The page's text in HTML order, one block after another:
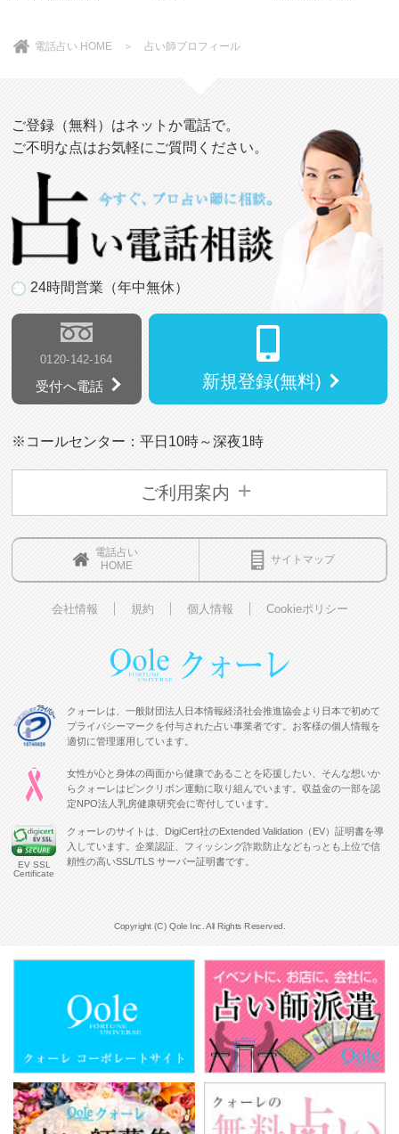
電話占い HOME ＞ 占い師プロフィール
ご登録（無料）はネットか電話で。
ご不明な点はお気軽にご質問ください。
24時間営業（年中無休）
0120-142-164
受付へ電話 新規登録(無料)
※コールセンター：平日10時～深夜1時
ご利用案内
電話占い
HOME
サイトマップ
会社情報 規約 個人情報 Cookieポリシー
クォーレは、一般財団法人日本情報経済社会推進協会より日本で初めて
プライバシーマークを付与された占い事業者です。お客様の個人情報を
適切に管理運用しています。
女性が心と身体の両面から健康であることを応援したい、そんな想いか
らクォーレはピンクリボン運動に取り組んでいます。収益金の一部を認
定NPO法人乳房健康研究会に寄付しています。
EV SSL
Certificate
クォーレのサイトは、DigiCert社のExtended Validation（EV）証明書を導
入しています。企業認証、フィッシング詐欺防止などもっとも上位で信
頼性の高いSSL/TLS サーバー証明書です。
Copyright (C) Qole Inc. All Rights Reserved.